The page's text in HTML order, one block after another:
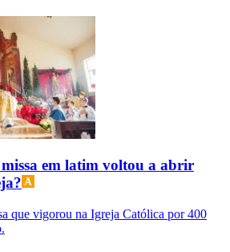
em latim voltou a abrir
que vigorou na Igreja Católica por 400